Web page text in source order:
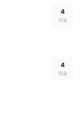
4
댓글
4
댓글